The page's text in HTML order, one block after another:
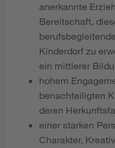
anerkannte
Bereitschaft,
Kinderdorf zu
ein mittlerer
hohem
benachteiligten
deren
einer starken
Charakter,